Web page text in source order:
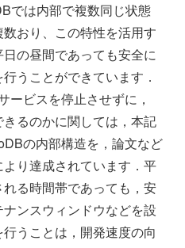
では内部で複数同じ状態
おり、この特性を活用す
の昼間であっても安全に
うことができています．
ービスを停止させずに，
るのかに関しては，本記
の内部構造を，論文など
り達成されています．平
る時間帯であっても，安
ンスウィンドウなどを設
うことは，開発速度の向